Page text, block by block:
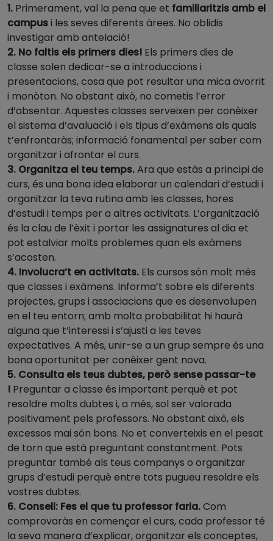
1. Primerament, val la pena que et familiaritzis amb el
campusi les seves diferents àrees. No oblidis
investigar amb antelació!
2. No faltis els primers dies! Els primers dies de
classe solen dedicar-se a introduccions i
presentacions, cosa que pot resultar una mica avorrit
i monòton. No obstant això, no cometis l’error
d’absentar. Aquestes classes serveixen per conèixer
el sistema d’avaluació i els tipus d’exàmens als quals
t’enfrontaràs; informació fonamental per saber com
organitzar i afrontar el curs.
3. Organitza el teu temps.Ara que estàs a principi de
curs, és una bona idea elaborar un calendari d’estudi i
organitzar la teva rutina amb les classes, hores
d’estudi i temps per a altres activitats. L’organització
és la clau de l’èxit i portar les assignatures al dia et
pot estalviar molts problemes quan els exàmens
s’acosten.
4. Involucra’t en activitats. Els cursos són molt més
que classes i exàmens. Informa’t sobre els diferents
projectes, grups i associacions que es desenvolupen
en el teu entorn; amb molta probabilitat hi haurà
alguna que t’interessi i s’ajusti a les teves
expectatives. A més, unir-se a un grup sempre és una
bona oportunitat per conèixer gent nova.
5. Consulta els teus dubtes, però sense passar-te
! Preguntar a classe és important perquè et pot
resoldre molts dubtes i, a més, sol ser valorada
positivament pels professors. No obstant això, els
excessos mai són bons. No et converteixis en el pesat
de torn que està preguntant constantment. Pots
preguntar també als teus companys o organitzar
grups d’estudi perquè entre tots pugueu resoldre els
vostres dubtes.
6. Consell: Fes el que tu professor faria.Com
comprovaràs en començar el curs, cada professor té
la seva manera d’explicar, organitzar els conceptes,